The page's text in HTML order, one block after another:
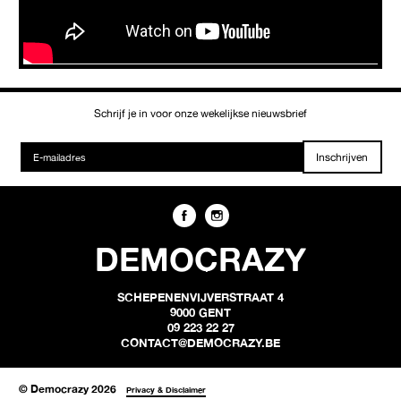
Schrijf je in voor onze wekelijkse nieuwsbrief
Inschrijven
DEMOCRAZY
SCHEPENENVIJVERSTRAAT 4
9000 GENT
09 223 22 27
CONTACT@DEMOCRAZY.BE
© Democrazy 2026 Privacy & Disclaimer